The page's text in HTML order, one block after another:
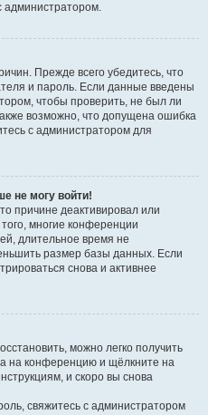
администратором.
Прежде всего убедитесь, что
и пароль. Если данные введены
чтобы проверить, не был ли
возможно, что допущена ошибка
с администратором для
не могу войти!
причине деактивировал или
многие конференции
длительное время не
размер базы данных. Если
снова и активнее
можно легко получить
на конференцию и щёлкните на
и скоро вы снова
свяжитесь с администратором